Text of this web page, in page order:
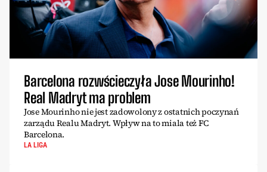
Barcelona rozwścieczyła Jose Mourinho!
Real Madryt ma problem
Jose Mourinho nie jest zadowolony z ostatnich poczynań
zarządu Realu Madryt. Wpływ na to miala też FC
Barcelona.
LA LIGA